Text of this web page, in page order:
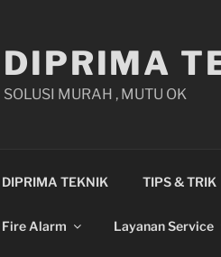
DIPRIMA
SOLUSI MURAH , MUTU OK
DIPRIMA TEKNIK TIPS & TRIK
Fire Alarm Layanan Service